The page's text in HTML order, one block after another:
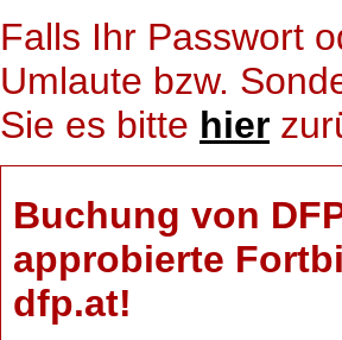
Falls Ihr Passwort
Umlaute bzw.
Sie es bitte hier
Buchung von
approbierte
dfp.at!